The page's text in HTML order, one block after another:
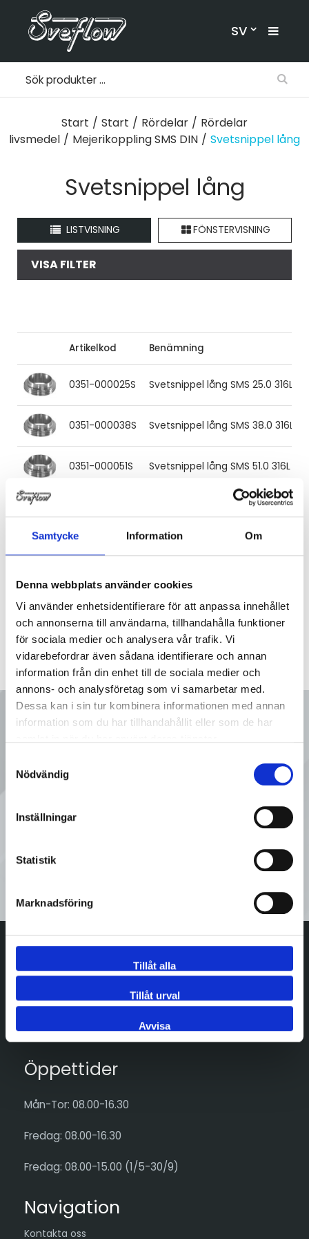
Samtycke Information Om
Denna webbplats använder cookies
Vi använder enhetsidentifierare för att anpassa innehållet
och annonserna till användarna, tillhandahålla funktioner
för sociala medier och analysera vår trafik. Vi
vidarebefordrar även sådana identifierare och annan
information från din enhet till de sociala medier och
annons- och analysföretag som vi samarbetar med.
Dessa kan i sin tur kombinera informationen med annan
information som du har tillhandahållit eller som de har
Nödvändig
Inställningar
Statistik
Marknadsföring
Tillåt alla
Tillåt urval
Avvisa
SV
Start / Start / Rördelar / Rördelar
livsmedel / Mejerikoppling SMS DIN / Svetsnippel lång
Svetsnippel lång
LISTVISNING FÖNSTERVISNING
VISA FILTER
Artikelkod Benämning
0351-000025S Svetsnippel lång SMS 25.0 316L
0351-000038S Svetsnippel lång SMS 38.0 316L
0351-000051S Svetsnippel lång SMS 51.0 316L
Svetsnippel lång SMS 63.5 316L
Ring oss
08 - 92 80 80
Tveka inte att kontakta oss på
Adress
Göran Hammarsjös väg 15
Öppettider
Mån-Tor: 08.00-16.30
Fredag: 08.00-16.30
Fredag: 08.00-15.00 (1/5-30/9)
Navigation
Kontakta oss